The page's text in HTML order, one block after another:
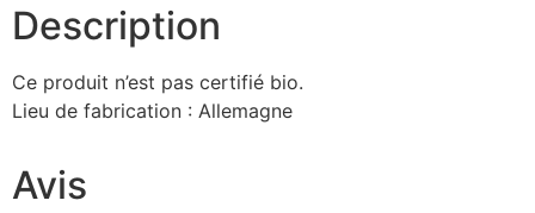
Description
Ce produit n’est pas certifié bio.
Lieu de fabrication : Allemagne
Avis